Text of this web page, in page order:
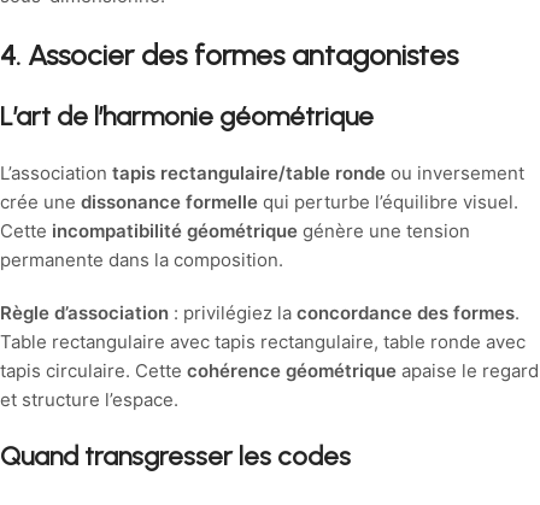
4. Associer des formes antagonistes
L’art de l’harmonie géométrique
L’association tapis rectangulaire/table ronde ou inversement
crée une dissonance formelle qui perturbe l’équilibre visuel.
Cette incompatibilité géométrique génère une tension
permanente dans la composition.
Règle d’association : privilégiez la concordance des formes.
Table rectangulaire avec tapis rectangulaire, table ronde avec
tapis circulaire. Cette cohérence géométrique apaise le regard
et structure l’espace.
Quand transgresser les codes